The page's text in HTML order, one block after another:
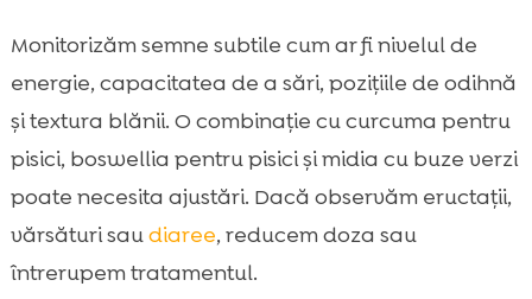
Monitorizăm semne subtile cum ar fi nivelul de
energie, capacitatea de a sări, pozițiile de odihnă
și textura blănii. O combinație cu curcuma pentru
pisici, boswellia pentru pisici și midia cu buze verzi
poate necesita ajustări. Dacă observăm eructații,
vărsături saudiaree, reducem doza sau
întrerupem tratamentul.